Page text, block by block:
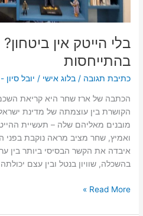
בלי הייטק אין ביטחון?
בהתייחסות
כתיבת תגובה /בלוג אישי / יובל
הכתבה של ארז שחר היא קריאת
הקושרת בין עוצמתה של מדינת
מובנים מאליהם שלה – תעשיית
ואמיץ, שחר מציב מראה נוקבת בפני
איבדה את הקשר הבסיסי ביותר בין
בהשכלה, שוויון בנטל ובין עצם יכולתה
Read More »